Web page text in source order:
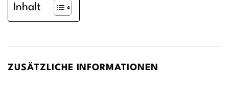
Inhalt
ZUSÄTZLICHE INFORMATIONEN